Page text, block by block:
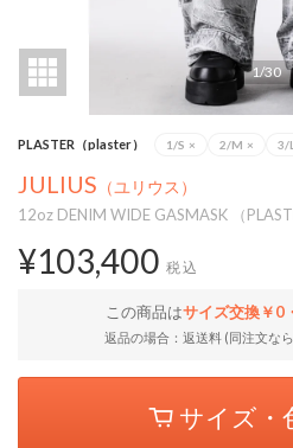
1/30
PLASTER（plaster） 1/S × 2/M × 3/L
JULIUS （ユリウス）
12oz DENIM WIDE GASMASK （
¥103,400 税込
この商品はサイズ交換￥0
返品の場合：返送料 (同注文な
サイズ・